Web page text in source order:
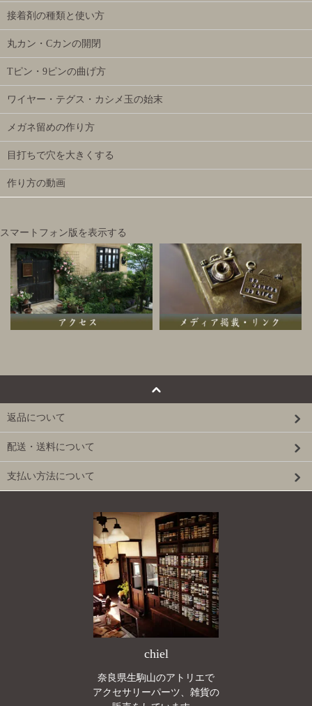
接着剤の種類と使い方
丸カン・Cカンの開閉
Tピン・9ピンの曲げ方
ワイヤー・テグス・カシメ玉の始末
メガネ留めの作り方
目打ちで穴を大きくする
作り方の動画
スマートフォン版を表示する
返品について
配送・送料について
支払い方法について
chiel
奈良県生駒山のアトリエで
アクセサリーパーツ、雑貨の